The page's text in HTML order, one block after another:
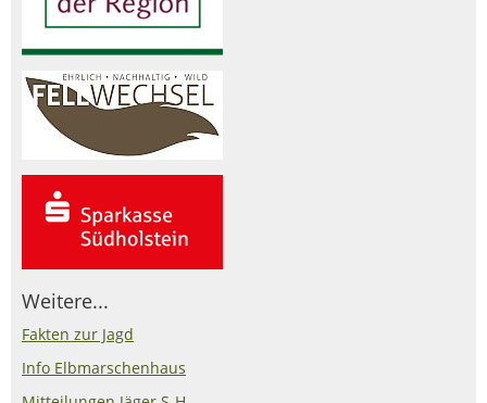
Weitere...
Fakten zur Jagd
Info Elbmarschenhaus